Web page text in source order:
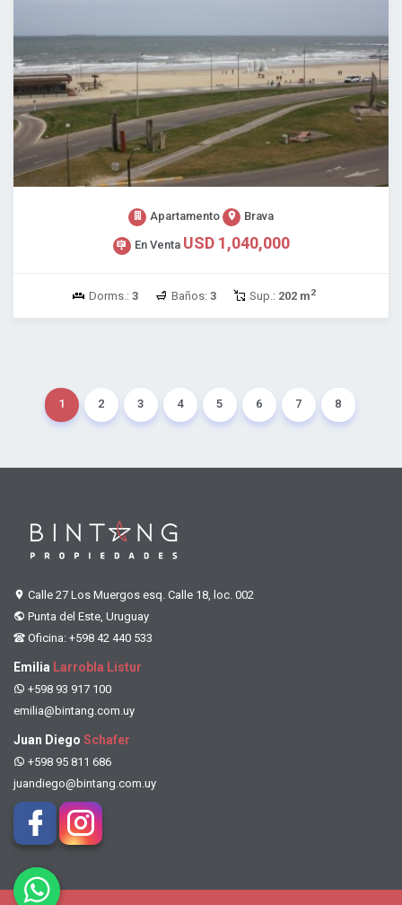
Apartamento Brava
En Venta USD 1,040,000
Dorms.: 3 Baños: 3 Sup.: 202 m2
1 2 3 4 5 6 7 8
Calle 27 Los Muergos esq. Calle 18, loc. 002
Punta del Este, Uruguay
Oficina: +598 42 440 533
Emilia Larrobla Listur
+598 93 917 100
emilia@bintang.com.uy
Juan Diego Schafer
+598 95 811 686
juandiego@bintang.com.uy